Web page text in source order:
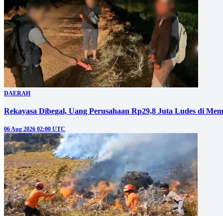
DAERAH
Rekayasa Dibegal, Uang Perusahaan Rp29,8 Juta Ludes di
06 Aug 2026 02:00 UTC